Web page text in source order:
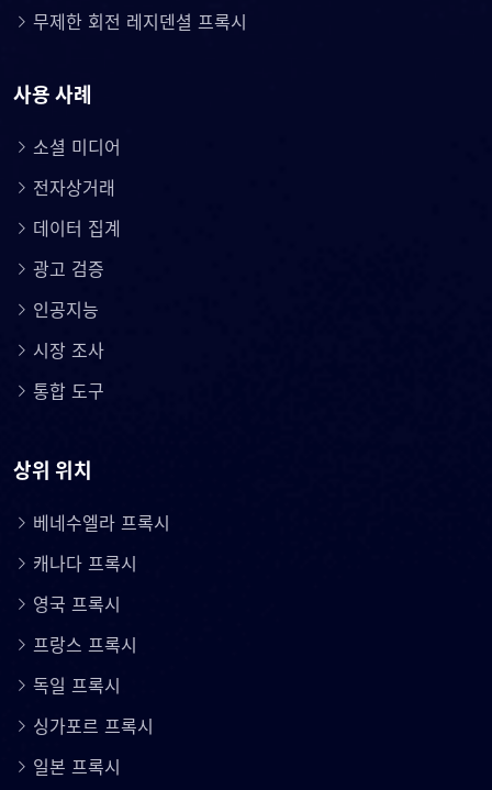
무제한 회전 레지덴셜 프록시
사용 사례
소셜 미디어
전자상거래
데이터 집계
광고 검증
인공지능
시장 조사
통합 도구
상위 위치
베네수엘라 프록시
캐나다 프록시
영국 프록시
프랑스 프록시
독일 프록시
싱가포르 프록시
일본 프록시